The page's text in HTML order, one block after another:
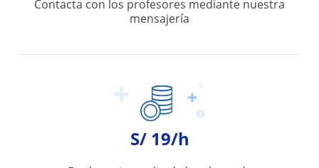
Contacta con los profesores mediante nuestra
mensajería
S/ 19/h